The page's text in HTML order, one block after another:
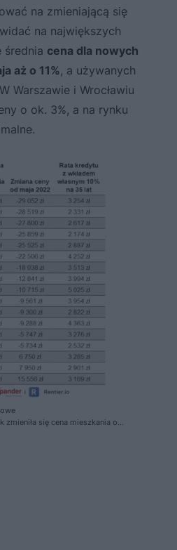
na zmieniającą się
na największych
średnia cena dla nowych
aż o 11%, a używanych
Warszawie i Wrocławiu
o ok. 3%, a na rynku
się cena mieszkania o